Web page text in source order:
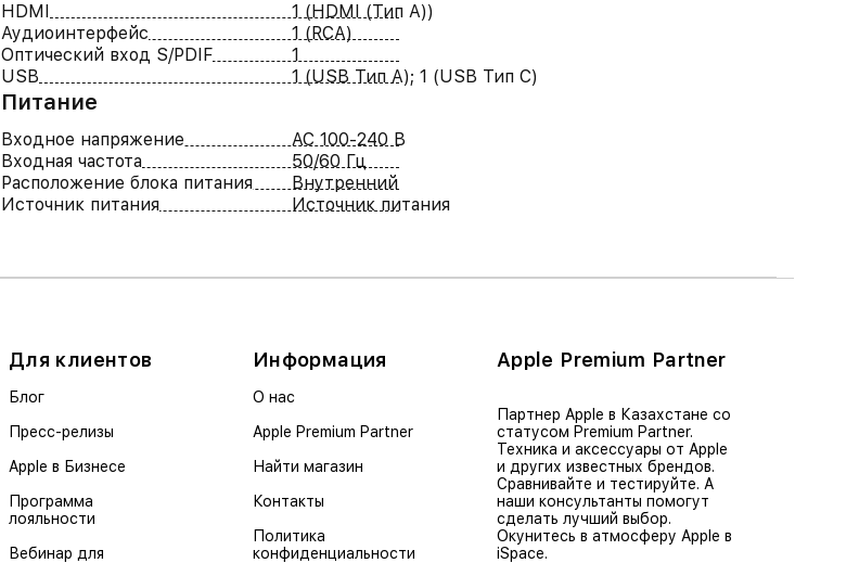
HDMI
1 (HDMI (Тип A))
Аудиоинтерфейс
1 (RCA)
Оптический вход S/PDIF
1
USB
1 (USB Тип A); 1 (USB Тип C)
Питание
Входное напряжение
AC 100-240 В
Входная частота
50/60 Гц
Расположение блока питания
Внутренний
Источник питания
Источник питания
Для клиентов
Блог
Пресс-релизы
Apple в Бизнесе
Программа
лояльности
Вебинар для
Информация
О нас
Apple Premium Partner
Найти магазин
Контакты
Политика
конфиденциальности
Apple Premium Partner
Партнер Apple в Казахстане со
статусом Premium Partner.
Техника и аксессуары от Apple
и других известных брендов.
Сравнивайте и тестируйте. А
наши консультанты помогут
сделать лучший выбор.
Окунитесь в атмосферу Apple в
iSpace.